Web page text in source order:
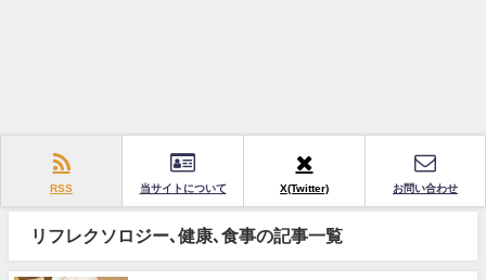
RSS 当サイトについて X(Twitter) お問い合わせ
リフレクソロジー､健康､食事の記事一覧